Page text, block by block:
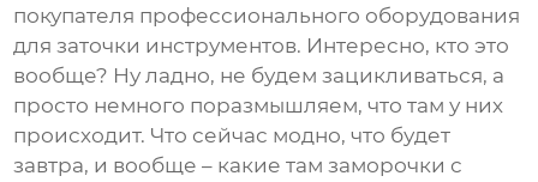
покупателя профессионального оборудования
для заточки инструментов. Интересно, кто это
вообще? Ну ладно, не будем зацикливаться, а
просто немного поразмышляем, что там у них
происходит. Что сейчас модно, что будет
завтра, и вообще – какие там заморочки с